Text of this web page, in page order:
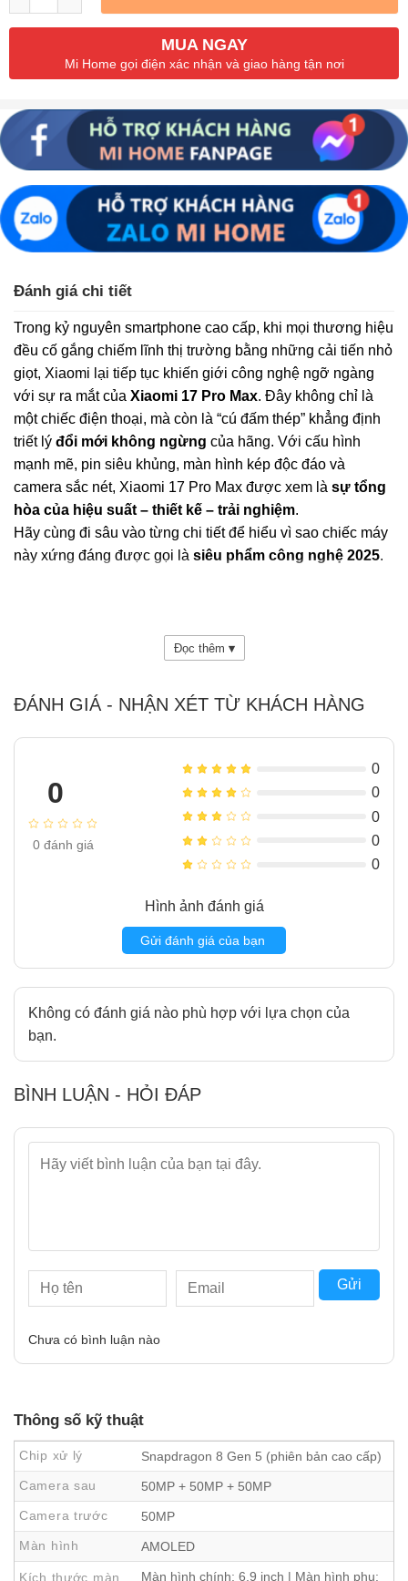
MUA NGAY
Mi Home gọi điện xác nhận và giao hàng tận nơi
Đánh giá chi tiết
Trong kỷ nguyên smartphone cao cấp, khi mọi thương hiệu
đều cố gắng chiếm lĩnh thị trường bằng những cải tiến nhỏ
giọt, Xiaomi lại tiếp tục khiến giới công nghệ ngỡ ngàng
với sự ra mắt của Xiaomi 17 Pro Max. Đây không chỉ là
một chiếc điện thoại, mà còn là “cú đấm thép” khẳng định
triết lý đổi mới không ngừng của hãng. Với cấu hình
mạnh mẽ, pin siêu khủng, màn hình kép độc đáo và
camera sắc nét, Xiaomi 17 Pro Max được xem là sự tổng
hòa của hiệu suất – thiết kế – trải nghiệm.
Hãy cùng đi sâu vào từng chi tiết để hiểu vì sao chiếc máy
này xứng đáng được gọi là siêu phẩm công nghệ 2025.
Màn hình kép AMOLED – đỉnh cao hiển thị và sáng tạo
Hiệu năng siêu khủng với Snapdragon thế hệ 5
5 Pin 7500mAh – năng lượng bền bỉ suốt ngày dài
Trải nghiệm thực tế – không chỉ là thông số
Kết luận – Siêu phẩm mở ra kỷ nguyên mới
Không phải ngẫu nhiên mà Xiaomi 17 Pro Max gây ấn
tượng ngay từ ánh nhìn đầu tiên. Vớiđộ dày chỉ 8.0mm,
chiếc máy mang lại cảm giác cầm nắm thanh thoát, nhẹ
nhàng nhưng không kém phần chắc chắn. Viền màn hình
được tinh giản đến mức tối đa, đem lại tỷ lệ hiển thị lớn,
giúp người dùng đắm chìm vào không gian thị giác hiện
đại.
Đọc thêm ▾
ĐÁNH GIÁ - NHẬN XÉT TỪ KHÁCH HÀNG
0
0đánh giá
0
0
0
0
0
Hình ảnh đánh giá
Gửi đánh giá của bạn
Không có đánh giá nào phù hợp với lựa chọn của
bạn.
BÌNH LUẬN - HỎI ĐÁP
Gửi
Chưa có bình luận nào
Thông số kỹ thuật
Chip xử lý
Snapdragon 8 Gen 5 (phiên bản cao cấp)
Camera sau
50MP + 50MP + 50MP
Camera trước
50MP
Màn hình
AMOLED
Kích thước màn Màn hình chính: 6.9 inch | Màn hình phụ: